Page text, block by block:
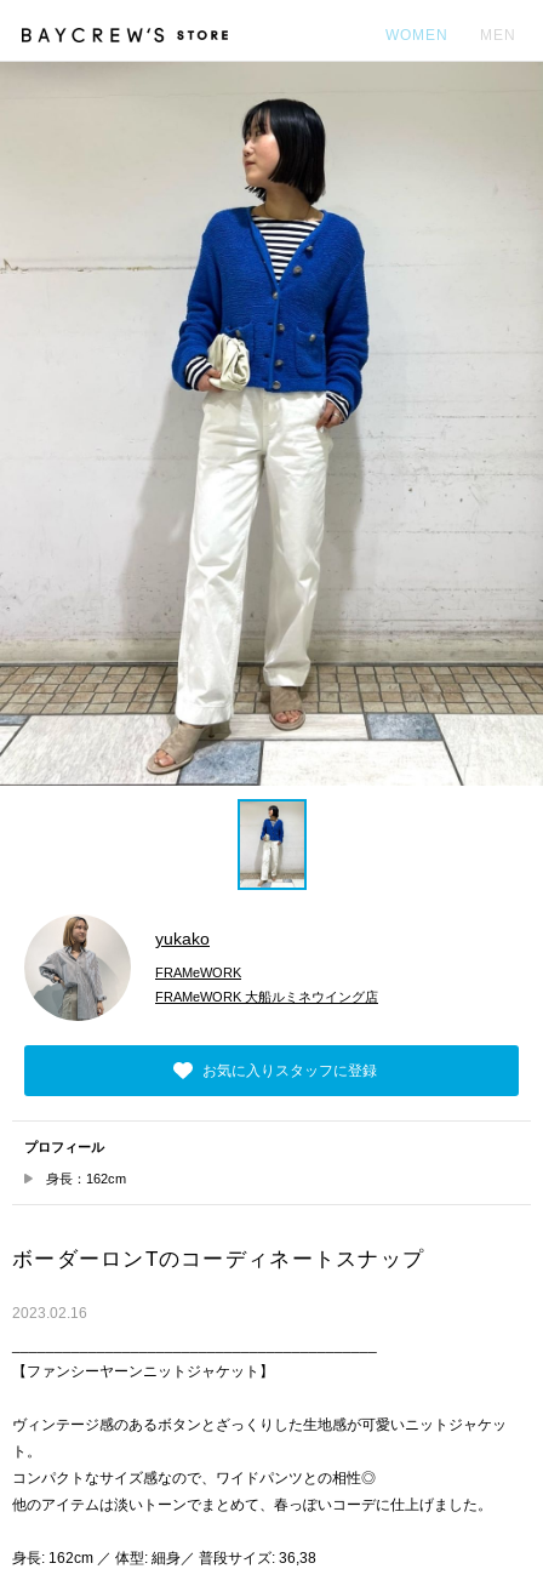
WOMEN MEN
yukako
FRAMeWORK
FRAMeWORK 大船ルミネウイング店
お気に入りスタッフに登録
プロフィール
身長：162cm
ボーダーロンTのコーディネートスナップ
2023.02.16
【ファンシーヤーンニットジャケット】
ヴィンテージ感のあるボタンとざっくりした生地感が可愛いニットジャケッ
ト。
コンパクトなサイズ感なので、ワイドパンツとの相性◎
他のアイテムは淡いトーンでまとめて、春っぽいコーデに仕上げました。
身長: 162cm ／ 体型: 細身／ 普段サイズ: 36,38